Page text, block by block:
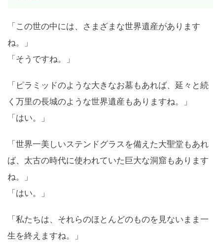
「この世の中には、さまざまな世界遺産があります
ね。」
「そうですね。」
「ピラミッドのような大きなお墓もあれば、延々と続
く万里の長城のような世界遺産もありますね。」
「はい。」
「世界一美しいステンドグラスを備えた大聖堂もあれ
ば、太古の時代に使われていた巨大な洞窟もあります
ね。」
「はい。」
「私たちは、それらのほとんどのものを見ないまま一
生を終えますね。」